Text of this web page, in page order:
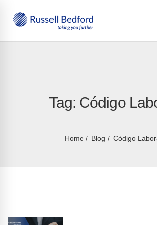
Tag: Código
Home Blog Código